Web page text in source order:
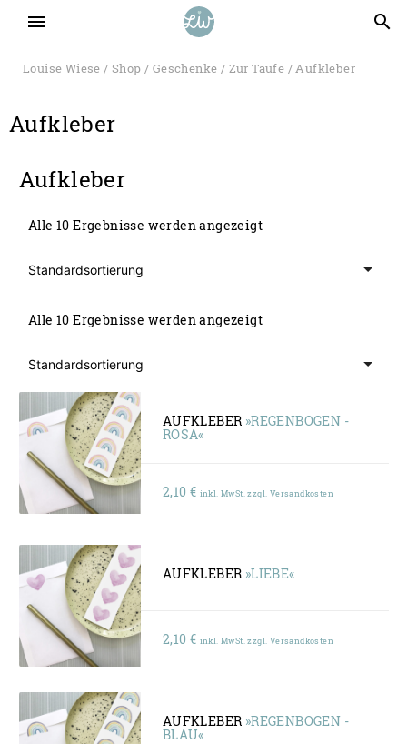
menu search
Louise Wiese / Shop / Geschenke / Zur Taufe / Aufkleber
Aufkleber
Aufkleber
Alle 10 Ergebnisse werden angezeigt
Alle 10 Ergebnisse werden angezeigt
AUFKLEBER »REGENBOGEN -
ROSA«
2,10 € inkl. MwSt. zzgl. Versandkosten
AUFKLEBER »LIEBE«
2,10 € inkl. MwSt. zzgl. Versandkosten
AUFKLEBER »REGENBOGEN -
BLAU«